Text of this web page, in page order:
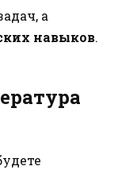
а
навыков.